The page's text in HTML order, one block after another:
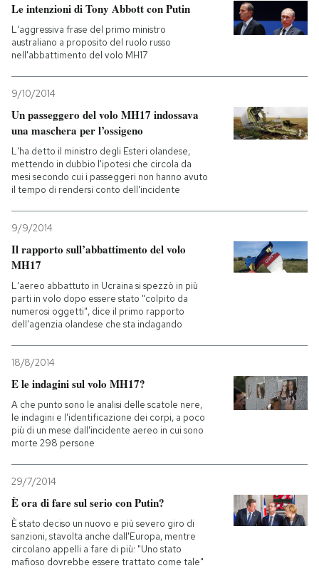
Le intenzioni di Tony Abbott con Putin
L'aggressiva frase del primo ministro
australiano a proposito del ruolo russo
nell'abbattimento del volo MH17
9/10/2014
Un passeggero del volo MH17 indossava
una maschera per l’ossigeno
L'ha detto il ministro degli Esteri olandese,
mettendo in dubbio l'ipotesi che circola da
mesi secondo cui i passeggeri non hanno avuto
il tempo di rendersi conto dell'incidente
9/9/2014
Il rapporto sull’abbattimento del volo
MH17
L'aereo abbattuto in Ucraina si spezzò in più
parti in volo dopo essere stato "colpito da
numerosi oggetti", dice il primo rapporto
dell'agenzia olandese che sta indagando
18/8/2014
E le indagini sul volo MH17?
A che punto sono le analisi delle scatole nere,
le indagini e l'identificazione dei corpi, a poco
più di un mese dall'incidente aereo in cui sono
morte 298 persone
29/7/2014
È ora di fare sul serio con Putin?
È stato deciso un nuovo e più severo giro di
sanzioni, stavolta anche dall'Europa, mentre
circolano appelli a fare di più: "Uno stato
mafioso dovrebbe essere trattato come tale"